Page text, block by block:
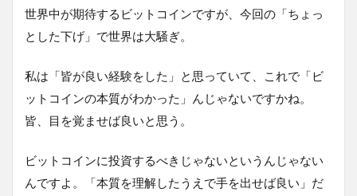
世界中が期待するビットコインですが、今回の「ちょっ
とした下げ」で世界は大騒ぎ。
私は「皆が良い経験をした」と思っていて、これで「ビ
ットコインの本質がわかった」んじゃないですかね。
皆、目を覚ませば良いと思う。
ビットコインに投資するべきじゃないというんじゃない
んですよ。「本質を理解したうえで手を出せば良い」だ